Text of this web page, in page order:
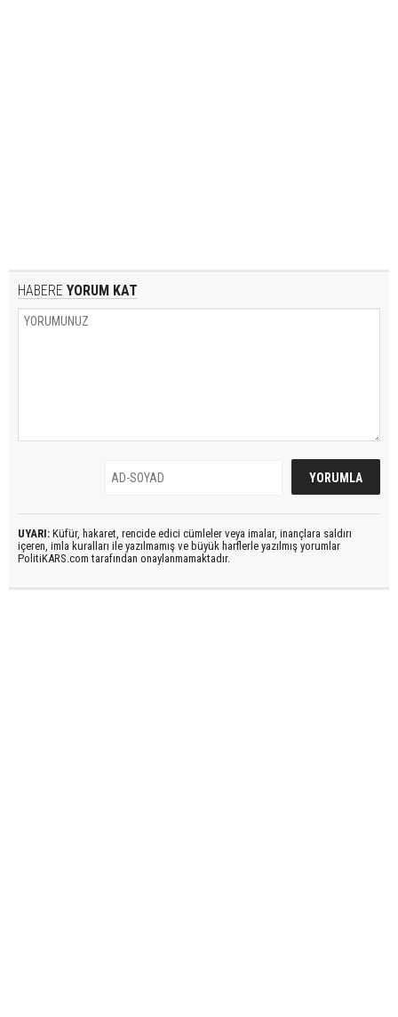
HABERE YORUM KAT
UYARI: Küfür, hakaret, rencide edici cümleler veya imalar, inançlara saldırı
içeren, imla kuralları ile yazılmamış ve büyük harflerle yazılmış yorumlar
PolitiKARS.com tarafından onaylanmamaktadır.